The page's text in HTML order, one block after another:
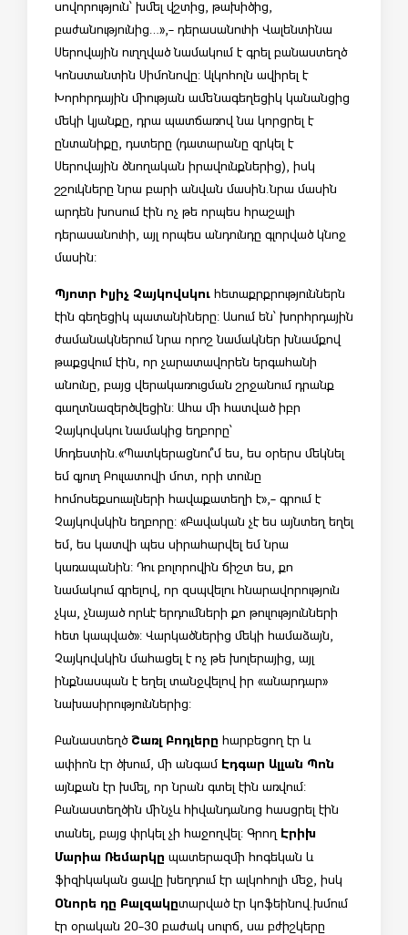
սովորություն՝ խմել վշտից, թախիծից,
բաժանությունից…»,- դերասանուհի Վալենտինա
Սերովային ուղղված նամակում է գրել բանաստեղծ
Կոնստանտին Սիմոնովը: Ալկոհոլն ավիրել է
Խորհրդային միության ամենագեղեցիկ կանանցից
մեկի կյանքը, դրա պատճառով նա կորցրել է
ընտանիքը, դստերը (դատարանը զրկել է
Սերովային ծնողական իրավունքներից), իսկ
շշուկները նրա բարի անվան մասին.նրա մասին
արդեն խոսում էին ոչ թե որպես հրաշալի
դերասանուհի, այլ որպես անդունդը գլորված կնոջ
մասին:
Պյոտր Իլյիչ Չայկովսկու հետաքրքրություններն
էին գեղեցիկ պատանիները: Ասում են՝ խորհրդային
ժամանակներում նրա որոշ նամակներ խնամքով
թաքցվում էին, որ չարատավորեն երգահանի
անունը, բայց վերակառուցման շրջանում դրանք
գաղտնազերծվեցին: Ահա մի հատված իբր
Չայկովսկու նամակից եղբորը՝
Մոդեստին.«Պատկերացնու՞մ ես, ես օրերս մեկնել
եմ գյուղ Բուլատովի մոտ, որի տունը
հոմոսեքսուալների հավաքատեղի է»,- գրում է
Չայկովսկին եղբորը: «Բավական չէ ես այնտեղ եղել
եմ, ես կատվի պես սիրահարվել եմ նրա
կառապանին: Դու բոլորովին ճիշտ ես, քո
նամակում գրելով, որ զսպվելու հնարավորություն
չկա, չնայած որևէ երդումների քո թուլությունների
հետ կապված»: Վարկածներից մեկի համաձայն,
Չայկովսկին մահացել է ոչ թե խոլերայից, այլ
ինքնասպան է եղել տանջվելով իր «անարդար»
նախասիրություններից:
Բանաստեղծ Շառլ Բոդլերը հարբեցող էր և
ափիոն էր ծխում, մի անգամ Էդգար Ալլան Պոն
այնքան էր խմել, որ նրան գտել էին առվում:
Բանաստեղծին մինչև հիվանդանոց հասցրել էին
տանել, բայց փրկել չի հաջողվել: Գրող Էրիխ
Մարիա Ռեմարկը պատերազմի հոգեկան և
ֆիզիկական ցավը խեղդում էր ալկոհոլի մեջ, իսկ
Օնորե դը Բալզակըտարված էր կոֆեինով.խմում
էր օրական 20-30 բաժակ սուրճ, սա բժիշկերը